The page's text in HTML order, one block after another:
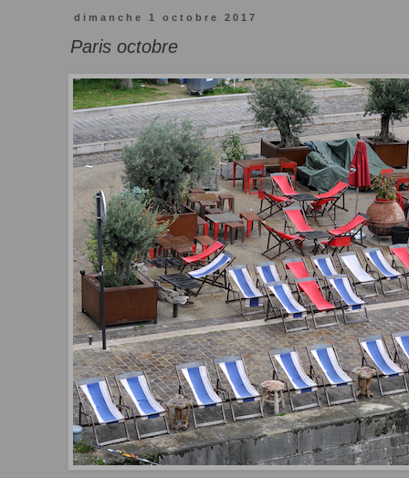
dimanche 1 octobre 2017
Paris octobre